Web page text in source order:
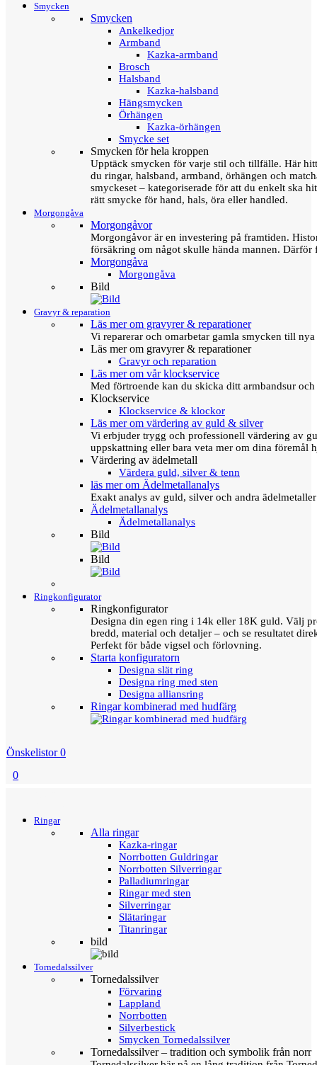
Smycken
Smycken
Ankelkedjor
Armband
Kazka-armband
Brosch
Halsband
Kazka-halsband
Hängsmycken
Örhängen
Kazka-örhängen
Smycke set
Smycken för hela kroppen
Upptäck smycken för varje stil och tillfälle. Här
du ringar, halsband, armband, örhängen och
smyckeset – kategoriserade för att du enkelt ska
rätt smycke för hand, hals, öra eller handled.
Morgongåva
Morgongåvor
Morgongåvor är en investering på framtiden.
försäkring om något skulle hända mannen.
Morgongåva
Morgongåva
Bild
Gravyr & reparation
Läs mer om gravyrer & reparationer
Vi reparerar och omarbetar gamla smycken till
Läs mer om gravyrer & reparationer
Gravyr och reparation
Läs mer om vår klockservice
Med förtroende kan du skicka ditt armbandsur
Klockservice
Klockservice & klockor
Läs mer om värdering av guld & silver
Vi erbjuder trygg och professionell värdering av
uppskattning eller bara veta mer om dina föremål
Värdering av ädelmetall
Värdera guld, silver & tenn
läs mer om Ädelmetallanalys
Exakt analys av guld, silver och andra
Ädelmetallanalys
Ädelmetallanalys
Bild
Bild
Ringkonfigurator
Ringkonfigurator
Designa din egen ring i 14k eller 18K guld. Välj
bredd, material och detaljer – och se resultatet
Perfekt för både vigsel och förlovning.
Starta konfiguratorn
Designa slät ring
Designa ring med sten
Designa alliansring
Ringar kombinerad med hudfärg
Önskelistor 0
0
Ringar
Alla ringar
Kazka-ringar
Norrbotten Guldringar
Norrbotten Silverringar
Palladiumringar
Ringar med sten
Silverringar
Slätaringar
Titanringar
bild
Tornedalssilver
Tornedalssilver
Förvaring
Lappland
Norrbotten
Silverbestick
Smycken Tornedalssilver
Tornedalssilver – tradition och symbolik från norr